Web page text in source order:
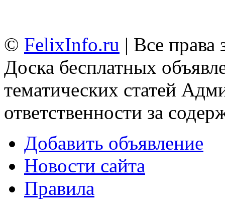
© FelixInfo.ru | Все
Доска бесплатных
тематических статей
ответственности за
Добавить объявление
Новости сайта
Правила